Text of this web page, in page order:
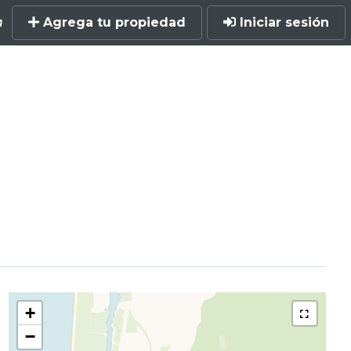
Agrega tu propiedad Iniciar sesión
+
−